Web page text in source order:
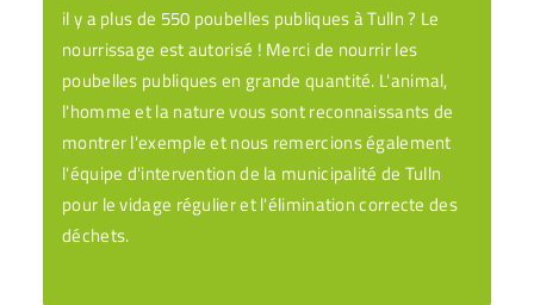
il y a plus de 550 poubelles publiques à Tulln ? Le
nourrissage est autorisé ! Merci de nourrir les
poubelles publiques en grande quantité. L'animal,
l'homme et la nature vous sont reconnaissants de
montrer l'exemple et nous remercions également
l'équipe d'intervention de la municipalité de Tulln
pour le vidage régulier et l'élimination correcte des
déchets.